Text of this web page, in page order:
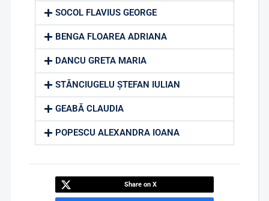
SOCOL FLAVIUS GEORGE
BENGA FLOAREA ADRIANA
DANCU GRETA MARIA
STĂNCIUGELU ȘTEFAN IULIAN
GEABĂ CLAUDIA
POPESCU ALEXANDRA IOANA
Share on X